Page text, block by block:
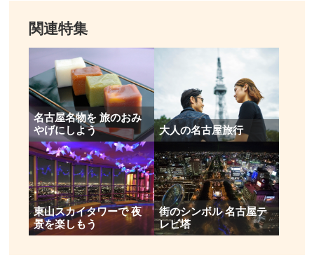
関連特集
名古屋名物を 旅のおみ
やげにしよう
大人の名古屋旅行
東山スカイタワーで 夜
景を楽しもう
街のシンボル 名古屋テ
レビ塔